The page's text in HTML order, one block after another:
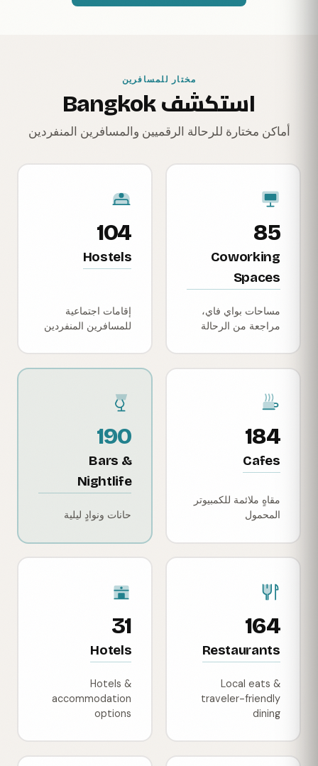
مختار للمسافرين
استكشف Bangkok
أماكن مختارة للرحالة الرقميين والمسافرين المنفردين
85
Coworking
Spaces
مساحات بواي فاي،
مراجعة من الرحالة
104
Hostels
إقامات اجتماعية
للمسافرين المنفردين
184
Cafes
مقاهٍ ملائمة للكمبيوتر
المحمول
190
Bars &
Nightlife
حانات ونوادٍ ليلية
164
Restaurants
Local eats &
traveler-friendly
dining
31
Hotels
Hotels &
accommodation
options